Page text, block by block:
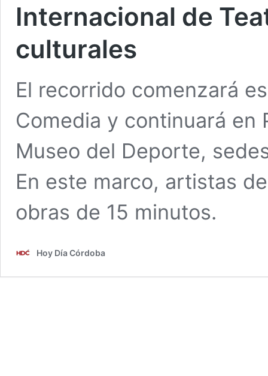
Internacional de
culturales
El recorrido comenzará
Comedia y continuará en
Museo del Deporte,
En este marco, artistas
obras de 15 minutos.
Hoy Día Córdoba